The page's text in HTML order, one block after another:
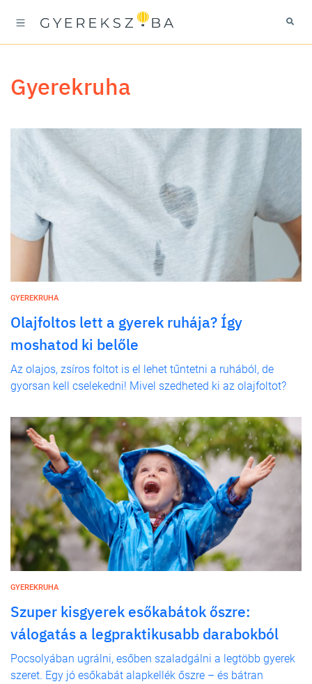
gyerekruha
GYEREKRUHA
Olajfoltos lett a gyerek ruhája? Így
moshatod ki belőle
Az olajos, zsíros foltot is el lehet tűntetni a ruhából, de
gyorsan kell cselekedni! Mivel szedheted ki az olajfoltot?
GYEREKRUHA
Szuper kisgyerek esőkabátok őszre:
válogatás a legpraktikusabb darabokból
Pocsolyában ugrálni, esőben szaladgálni a legtöbb gyerek
szeret. Egy jó esőkabát alapkellék őszre – és bátran